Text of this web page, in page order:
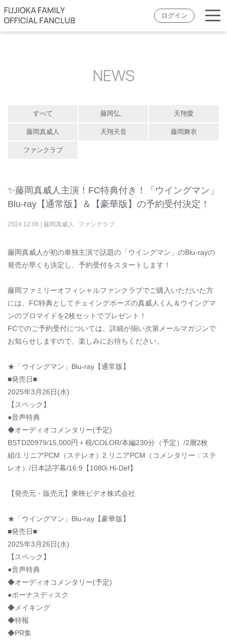
ログイン
NEWS
すべて 藤岡弘、 天翔愛
藤岡真威人 天翔天音 藤岡舞衣
ファンクラブ
✨藤岡真威人主演！FC特典付き！「ウイングマン」
Blu-ray【通常版】＆【豪華版】の予約受付決定！
2024.12.06 藤岡真威人 ファンクラブ
藤岡真威人が初の単独主演で話題の「ウイングマン」のBlu-rayの
発売が早くも決定し、予約受付をスタートします！
藤岡ファミリーオフィシャルファンクラブでご購入いただいた方
には、FC特典としてチェイングポーズの真威人くん＆ウイングマ
ンのブロマイドを2枚セットでプレゼント！
FCでのご予約受付については、詳細が揃い次第メールマガジンで
お知らせしますので、楽しみにお待ちください。
★「ウイングマン」Blu-ray【通常版】
■発売日■
2025年3月26日(水)
【スペック】
●音声特典
◆オーディオコメンタリー(予定)
BSTD20979/15,000円＋税/COLOR/本編230分（予定）/2層2枚
組/1.リニアPCM（ステレオ）2.リニアPCM（コメンタリー：ステ
レオ）/日本語字幕/16:9【1080i Hi-Def】
【発売元・販売元】東映ビデオ株式会社
★「ウイングマン」Blu-ray【豪華版】
■発売日■
2025年3月26日(水)
【スペック】
●音声特典
◆オーディオコメンタリー(予定)
●ボーナスディスク
◆メイキング
◆特報
◆PR集